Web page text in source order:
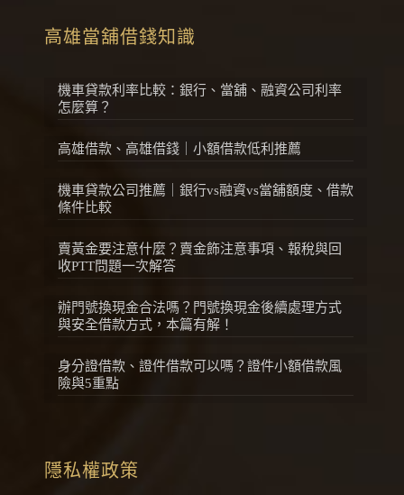
高雄當舖借錢知識
機車貸款利率比較：銀行、當舖、融資公司利率
怎麼算？
高雄借款、高雄借錢｜小額借款低利推薦
機車貸款公司推薦｜銀行vs融資vs當舖額度、借款
條件比較
賣黃金要注意什麼？賣金飾注意事項、報稅與回
收PTT問題一次解答
辦門號換現金合法嗎？門號換現金後續處理方式
與安全借款方式，本篇有解！
身分證借款、證件借款可以嗎？證件小額借款風
險與5重點
隱私權政策